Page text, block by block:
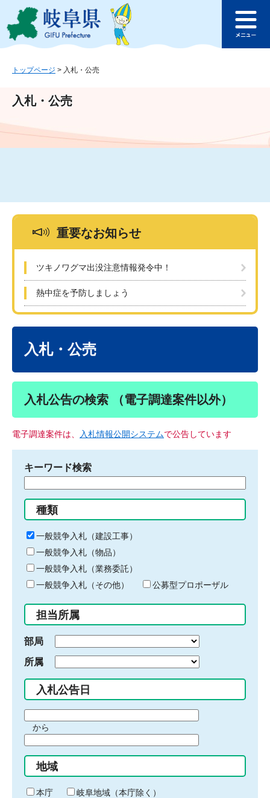
ジ
ュ
文
このページの本文へ
ュ
トップページ > 入札・公売
入札・公売
重要なお知らせ
ツキノワグマ出没注意情報発令中！
熱中症を予防しましょう
入札・公売
入札公告の検索 （電子調達案件以外）
電子調達案件は、 入札情報公開システムで公告しています
キーワード検索
る
キ
ー
ワ
ー
ド
入
力
種類
一般競争入札（建設工事）
一般競争入札（物品）
一般競争入札（業務委託）
一般競争入札（その他）
公募型プロポーザル
担当所属
部局
所属
入札公告日
間
始
り
から
間
終
わ
地域
本庁
岐阜地域（本庁除く）